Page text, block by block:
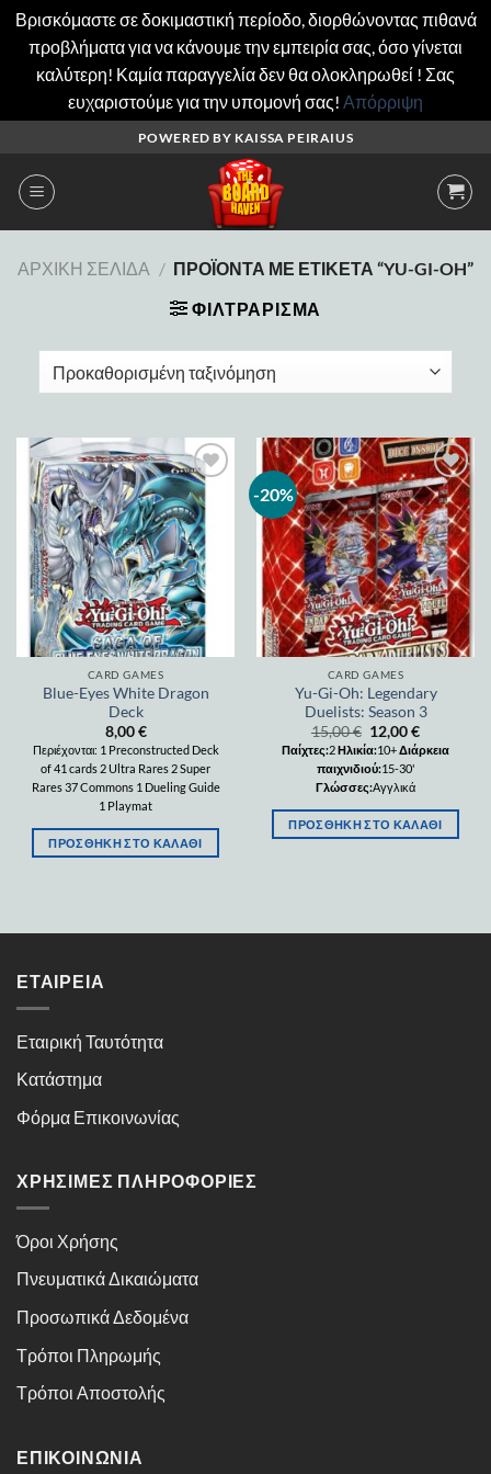
Βρισκόμαστε σε δοκιμαστική περίοδο, διορθώνοντας πιθανά
προβλήματα για να κάνουμε την εμπειρία σας, όσο γίνεται
καλύτερη! Καμία παραγγελία δεν θα ολοκληρωθεί ! Σας
ευχαριστούμε για την υπομονή σας! Απόρριψη
περιεχόμενο
POWERED BY KAISSA PEIRAIUS
ΑΡΧΙΚΉ ΣΕΛΊΔΑ / ΠΡΟΪΌΝΤΑ ΜΕ ΕΤΙΚΈΤΑ “YU-GI-OH”
ΦΙΛΤΡΆΡΙΣΜΑ
Add to
wishlist
CARD GAMES
Blue-Eyes White Dragon
Deck
8,00€
Περιέχονται: 1 Preconstructed Deck
of 41 cards 2 Ultra Rares 2 Super
Rares 37 Commons 1 Dueling Guide
1 Playmat
ΠΡΟΣΘΉΚΗ ΣΤΟ ΚΑΛΆΘΙ
-20%
Add to
wishlist
CARD GAMES
Yu-Gi-Oh: Legendary
Duelists: Season 3
15,00€ 12,00€
Παίχτες:2Ηλικία:10+Διάρκεια
παιχνιδιού:15-30'
Γλώσσες:Αγγλικά
ΠΡΟΣΘΉΚΗ ΣΤΟ ΚΑΛΆΘΙ
ΕΤΑΙΡΕΊΑ
Εταιρική Ταυτότητα
Κατάστημα
Φόρμα Επικοινωνίας
ΧΡΉΣΙΜΕΣ ΠΛΗΡΟΦΟΡΊΕΣ
Όροι Χρήσης
Πνευματικά Δικαιώματα
Προσωπικά Δεδομένα
Τρόποι Πληρωμής
Τρόποι Αποστολής
ΕΠΙΚΟΙΝΩΝΊΑ